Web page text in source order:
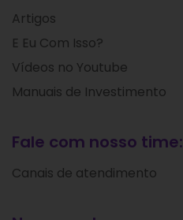
Artigos
E Eu Com Isso?
Vídeos no Youtube
Manuais de Investimento
Fale com nosso time:
Canais de atendimento